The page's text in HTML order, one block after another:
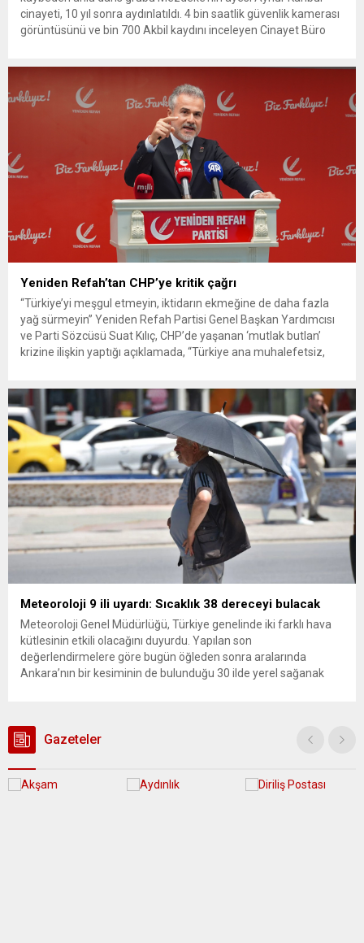
cinayeti, 10 yıl sonra aydınlatıldı. 4 bin saatlik güvenlik kamerası
görüntüsünü ve bin 700 Akbil kaydını inceleyen Cinayet Büro
Yeniden Refah’tan CHP’ye kritik çağrı
“Türkiye’yi meşgul etmeyin, iktidarın ekmeğine de daha fazla
yağ sürmeyin” Yeniden Refah Partisi Genel Başkan Yardımcısı
ve Parti Sözcüsü Suat Kılıç, CHP’de yaşanan ‘mutlak butlan’
krizine ilişkin yaptığı açıklamada, “Türkiye ana muhalefetsiz,
olun. Türkiye’yi...
Meteoroloji 9 ili uyardı: Sıcaklık 38 dereceyi bulacak
Meteoroloji Genel Müdürlüğü, Türkiye genelinde iki farklı hava
kütlesinin etkili olacağını duyurdu. Yapılan son
değerlendirmelere göre bugün öğleden sonra aralarında
Ankara’nın bir kesiminin de bulunduğu 30 ilde yerel sağanak
Gazeteler